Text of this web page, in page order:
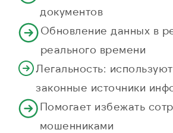
документов
Обновление данных в
реального времени
Легальность:
законные источники
Помогает избежать
мошенниками